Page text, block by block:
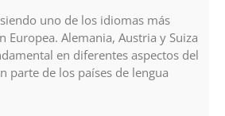
uno de los idiomas más
Europea. Alemania, Austria y Suiza
en diferentes aspectos del
parte de los países de lengua